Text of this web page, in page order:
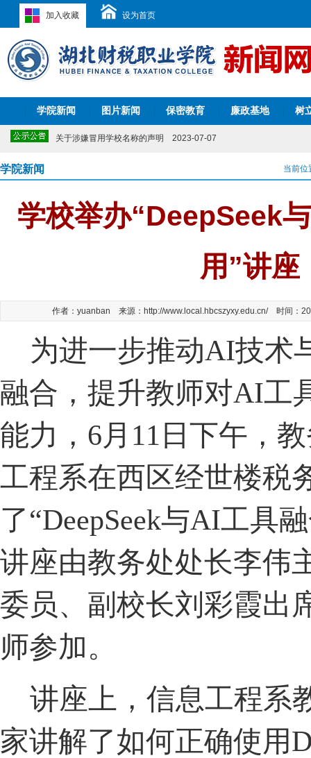
加入收藏 设为首页
学院新闻 图片新闻 保密教育 廉政基地 树
关于2026年清明节放假的通知 2026-03-23
关于开展“我为学校‘十五五’建言献策”意见征集活动的通知2025-11-
关于公布学校信访渠道的公告2025-09-08
湖北财税职业学院2024-2029年校历表2025-06-17
2024年湖北省职业院校技能大赛教师教学能力比赛湖北财税职业学院
关于涉嫌冒用学校名称的声明
2023-07-07
关于2021年暑假放假安排的通知2021-07-05
关于开展“我为学校‘十五五’建言献策”意见征集活动的通知
2025-11-
关于公布学校监察室电话和信箱的公告2025-11-11
2024年湖北省职业院校技能大赛教师教学能力比赛湖北财税职业学
2023-07-07
湖北财税职业学院实习监督咨询电话
学院新闻 当前位
学校举办“DeepSeek
用”讲座
作者：yuanban 来源：http://www.local.hbcszyxy.edu.cn/ 时间：
为进一步推动AI技术
融合，提升教师对AI工
能力，6月11日下午，
工程系在西区经世楼税
了“DeepSeek与AI工具
讲座由教务处处长李伟
委员、副校长刘彩霞出
师参加。
讲座上，信息工程系
家讲解了如何正确使用